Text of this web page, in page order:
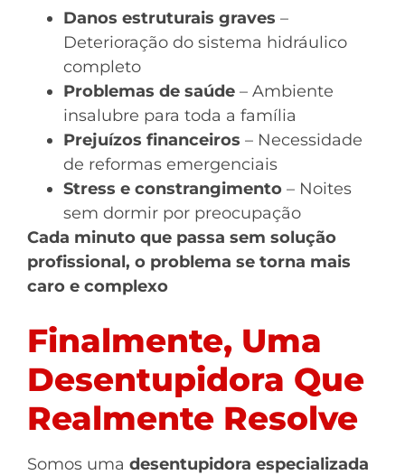
Danos estruturais graves –
Deterioração do sistema hidráulico
completo
Problemas de saúde – Ambiente
insalubre para toda a família
Prejuízos financeiros – Necessidade
de reformas emergenciais
Stress e constrangimento – Noites
sem dormir por preocupação
Cada minuto que passa sem solução
profissional, o problema se torna mais
caro e complexo
Finalmente, Uma
Desentupidora Que
Realmente Resolve
Somos uma desentupidora especializada